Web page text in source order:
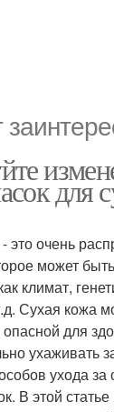
для
это очень
может
климат,
Сухая кожа
для
ухаживать
ухода за
В этой